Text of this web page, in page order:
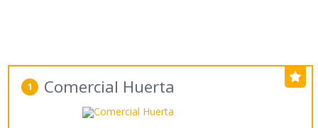
1 Comercial Huerta